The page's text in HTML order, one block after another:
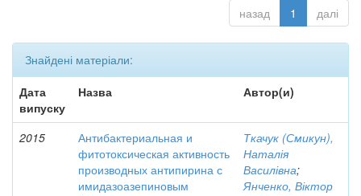
назад 1 далі
Знайдені матеріали:
Дата
випуску
Назва Автор(и)
2015
Антибактериальная и
фитотоксическая активность
производных антипирина с
имидазоазепиновым
Ткачук (Смикун),
Наталія
Василівна;
Янченко, Віктор